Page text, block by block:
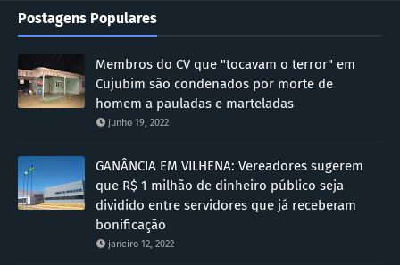
Postagens Populares
Membros do CV que "tocavam o terror" em
Cujubim são condenados por morte de
homem a pauladas e marteladas
junho 19, 2022
GANÂNCIA EM VILHENA: Vereadores sugerem
que R$ 1 milhão de dinheiro público seja
dividido entre servidores que já receberam
bonificação
janeiro 12, 2022